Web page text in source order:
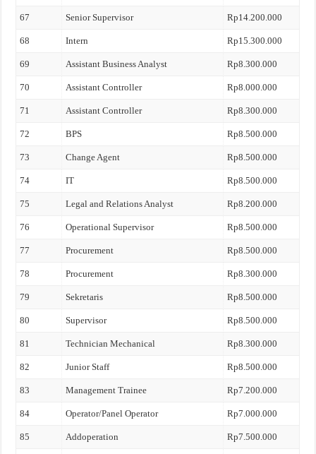
67 Senior Supervisor Rp14.200.000
68 Intern Rp15.300.000
69 Assistant Business Analyst Rp8.300.000
70 Assistant Controller Rp8.000.000
71 Assistant Controller Rp8.300.000
72 BPS Rp8.500.000
73 Change Agent Rp8.500.000
74 IT Rp8.500.000
75 Legal and Relations Analyst Rp8.200.000
76 Operational Supervisor Rp8.500.000
77 Procurement Rp8.500.000
78 Procurement Rp8.300.000
79 Sekretaris Rp8.500.000
80 Supervisor Rp8.500.000
81 Technician Mechanical Rp8.300.000
82 Junior Staff Rp8.500.000
83 Management Trainee Rp7.200.000
84 Operator/Panel Operator Rp7.000.000
85 Addoperation Rp7.500.000